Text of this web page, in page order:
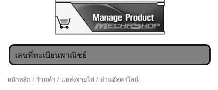
เลขที่ทะเบียนพาณิชย์
หน้าหลัก / ร้านค้า / แหล่งจ่ายไฟ / ถ่านอัลคาไลน์